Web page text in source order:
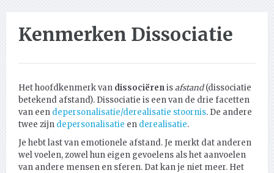
Kenmerken Dissociatie
Het hoofdkenmerk van dissociërenisafstand(dissociatie
betekend afstand). Dissociatie is een van de drie facetten
van een depersonalisatie/derealisatie stoornis. De andere
twee zijn depersonalisatie en derealisatie.
Je hebt last van emotionele afstand. Je merkt dat anderen
wel voelen, zowel hun eigen gevoelens als het aanvoelen
van andere mensen en sferen. Dat kan je niet meer. Het